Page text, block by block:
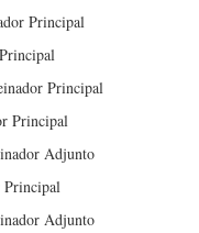
Principal
Principal
Principal
Adjunto
Principal
Adjunto